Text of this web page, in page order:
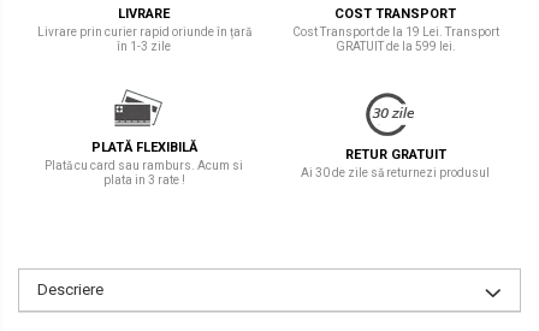
LIVRARE
Livrare prin curier rapid oriunde în țară
în 1-3 zile
COST TRANSPORT
Cost Transport de la 19 Lei. Transport
GRATUIT de la 599 lei.
PLATĂ FLEXIBILĂ
Plată cu card sau ramburs. Acum si
plata in 3 rate !
RETUR GRATUIT
Ai 30 de zile să returnezi produsul
Descriere